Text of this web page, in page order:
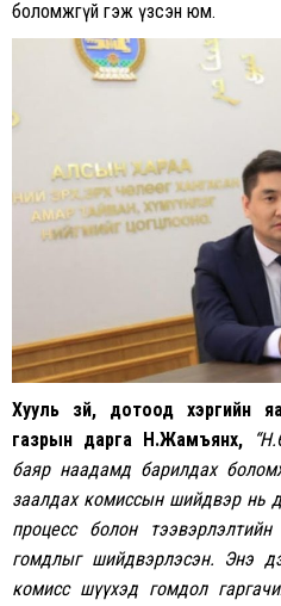
боломжгүй гэж үзсэн юм.
Хууль зүй, дотоод хэргийн
газрын дарга Н.Жамъянхүү,
баяр наадамд барилдах
заалдах комиссын шийдвэр нь
процесс болон
гомдлыг шийдвэрлэсэн. Энэ
комисс шүүхэд гомдол